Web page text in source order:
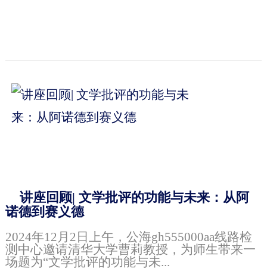
讲座回顾| 文学批评的功能与未来：从阿
诺德到赛义德
2024年12月2日上午，公海gh555000aa线路检
测中心邀请清华大学曹莉教授，为师生带来一
场题为“文学批评的功能与未...